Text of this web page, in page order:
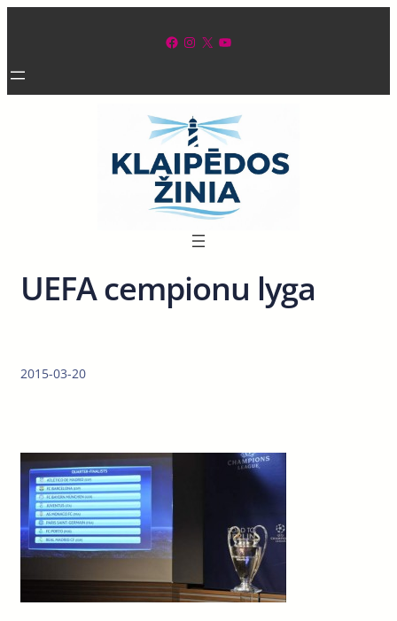
Facebook Instagram X YouTube
UEFA cempionu lyga
2015-03-20